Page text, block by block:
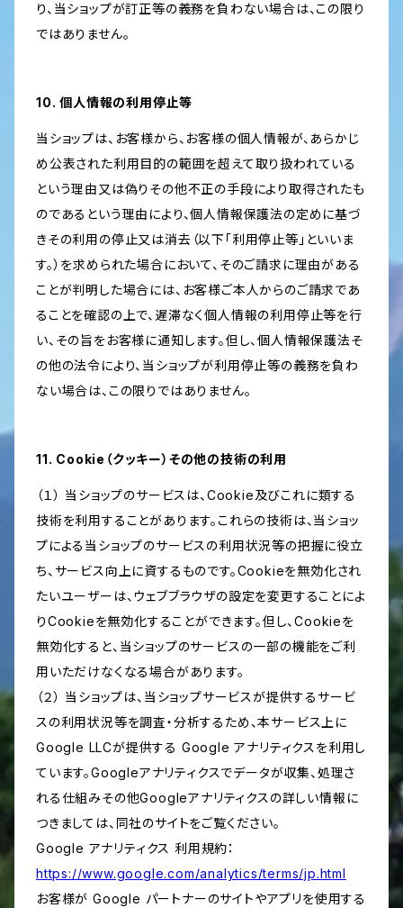
り、当ショップが訂正等の義務を負わない場合は、この限り
ではありません。
10. 個人情報の利用停止等
当ショップは、お客様から、お客様の個人情報が、あらかじ
め公表された利用目的の範囲を超えて取り扱われている
という理由又は偽りその他不正の手段により取得されたも
のであるという理由により、個人情報保護法の定めに基づ
きその利用の停止又は消去（以下「利用停止等」といいま
す。）を求められた場合において、そのご請求に理由がある
ことが判明した場合には、お客様ご本人からのご請求であ
ることを確認の上で、遅滞なく個人情報の利用停止等を行
い、その旨をお客様に通知します。但し、個人情報保護法そ
の他の法令により、当ショップが利用停止等の義務を負わ
ない場合は、この限りではありません。
11. Cookie（クッキー）その他の技術の利用
（１） 当ショップのサービスは、Cookie及びこれに類する
技術を利用することがあります。これらの技術は、当ショッ
プによる当ショップのサービスの利用状況等の把握に役立
ち、サービス向上に資するものです。Cookieを無効化され
たいユーザーは、ウェブブラウザの設定を変更することによ
りCookieを無効化することができます。但し、Cookieを
無効化すると、当ショップのサービスの一部の機能をご利
用いただけなくなる場合があります。
（２） 当ショップは、当ショップサービスが提供するサービ
スの利用状況等を調査・分析するため、本サービス上に
Google LLCが提供する Google アナリティクスを利用し
ています。Googleアナリティクスでデータが収集、処理さ
れる仕組みその他Googleアナリティクスの詳しい情報に
つきましては、同社のサイトをご覧ください。
Google アナリティクス 利用規約：
https://www.google.com/analytics/terms/jp.html
お客様が Google パートナーのサイトやアプリを使用する